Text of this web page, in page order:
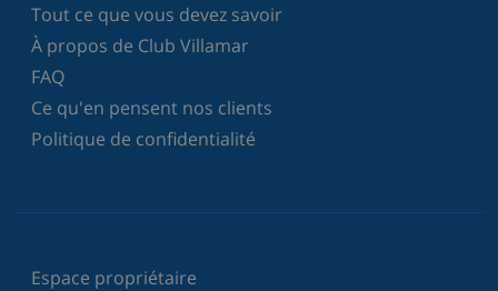
Tout ce que vous devez savoir
À propos de Club Villamar
FAQ
Ce qu'en pensent nos clients
Politique de confidentialité
Espace propriétaire